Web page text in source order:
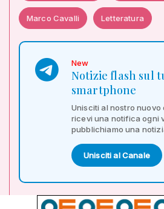
Marco Cavalli Letteratura
New
Notizie flash sul
smartphone
Unisciti al nostro nuovo
ricevi una notifica ogni
pubblichiamo una
Unisciti al Canale